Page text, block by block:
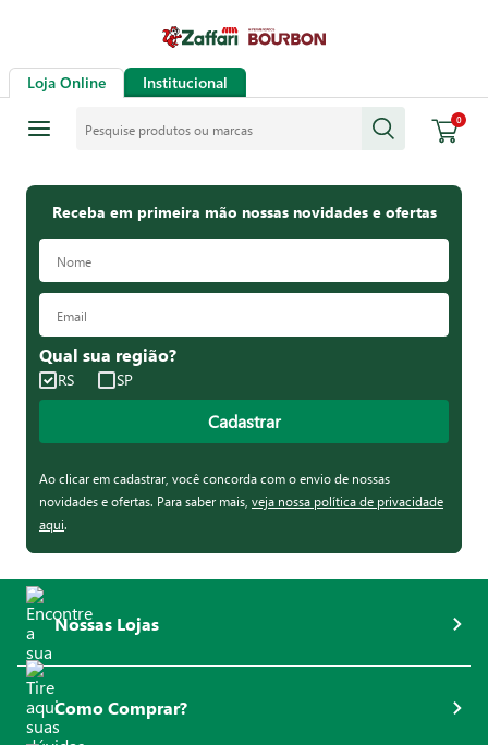
Loja Online Institucional
0
Receba em primeira mão nossas novidades e ofertas
Qual sua região?
RS SP
Cadastrar
Ao clicar em cadastrar, você concorda com o envio de nossas
novidades e ofertas. Para saber mais, veja nossa política de privacidade
aqui.
Nossas Lojas
Como Comprar?